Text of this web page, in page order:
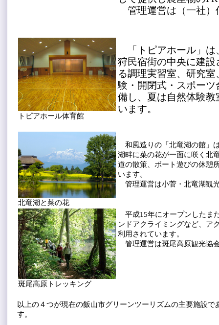
管理運営は（一社）
トピアホール体育館
「トピアホール」は
狩民宿街の中央に建
る調理実習室、研究
験・開閉式・スポー
備し、夏は自然体験
います。
北竜湖と菜の花
和風造りの「北竜湖の館」
湖畔に菜の花が一面に咲く北
道の散策、ボート遊びの休憩
います。
管理運営は小菅・北竜湖観
斑尾高原トレッキング
平成15年にオープンしたま
ンドアクライミングなど、ア
利用されています。
管理運営は斑尾高原観光協
以上の４つが現在の飯山市グリーンツーリズムの主要施設
す。